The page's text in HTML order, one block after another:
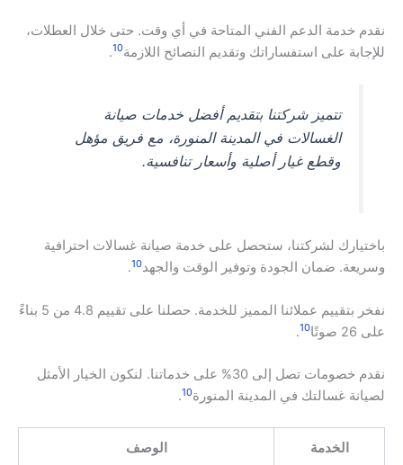
نقدم خدمة الدعم الفني المتاحة في أي وقت. حتى خلال العطلات،
للإجابة على استفساراتك وتقديم النصائح اللازمة10
.
تتميز شركتنا بتقديم أفضل خدمات صيانة
الغسالات في المدينة المنورة، مع فريق مؤهل
وقطع غيار أصلية وأسعار تنافسية.
باختيارك لشركتنا، ستحصل على خدمة صيانة غسالات احترافية
وسريعة. ضمان الجودة وتوفير الوقت والجهد10
.
نفخر بتقييم عملائنا المميز للخدمة. حصلنا على تقييم 4.8 من 5 بناءً
على 26 صوتًا
10
.
نقدم خصومات تصل إلى 30% على خدماتنا. لنكون الخيار الأمثل
لصيانة غسالتك في المدينة المنورة10
.
الخدمة الوصف